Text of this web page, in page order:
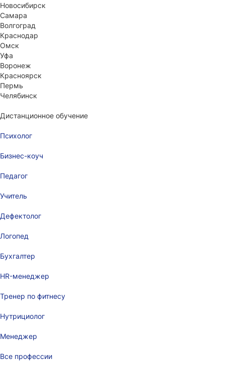
Новосибирск
Самара
Волгоград
Краснодар
Омск
Уфа
Воронеж
Красноярск
Пермь
Челябинск
Дистанционное обучение
Психолог
Бизнес-коуч
Педагог
Учитель
Дефектолог
Логопед
Бухгалтер
HR-менеджер
Тренер по фитнесу
Нутрициолог
Менеджер
Все профессии